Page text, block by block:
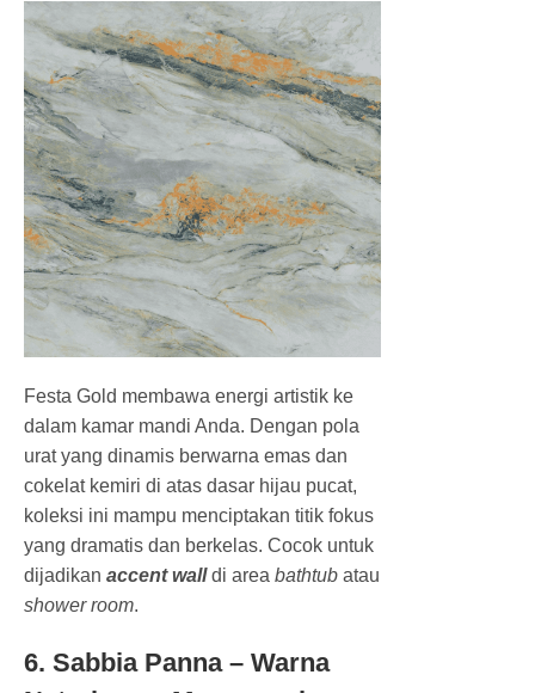
Festa Gold membawa energi artistik ke
dalam kamar mandi Anda. Dengan pola
urat yang dinamis berwarna emas dan
cokelat kemiri di atas dasar hijau pucat,
koleksi ini mampu menciptakan titik fokus
yang dramatis dan berkelas. Cocok untuk
dijadikan accent walldi area bathtub atau
shower room.
6. Sabbia Panna – Warna